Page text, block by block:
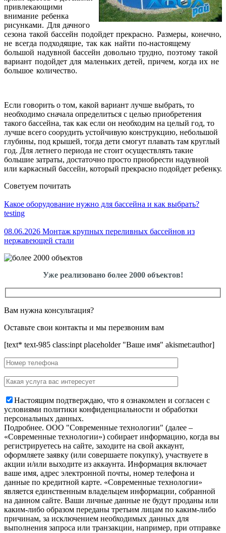
привлекающими
внимание ребенка
рисунками. Для дачного
сезона такой бассейн подойдет прекрасно. Размеры, конечно,
не всегда подходящие, так как найти по-настоящему
большой надувной бассейн довольно трудно, поэтому такой
вариант подойдет для маленьких детей, причем, когда их не
большое количество.
Если говорить о том, какой вариант лучше выбрать, то
необходимо сначала определиться с целью приобретения
такого бассейна, так как если он необходим на целый год, то
лучше всего соорудить устойчивую конструкцию, небольшой
глубины, под крышей, тогда дети смогут плавать там круглый
год. Для летнего периода не стоит осуществлять такие
большие затраты, достаточно просто приобрести надувной
или каркасный бассейн, который прекрасно подойдет ребенку.
Советуем почитать
Какое оборудование нужно для бассейна и как выбрать?
testing
08.06.2026 Монтаж крупных переливных бассейнов из
нержавеющей стали
Уже реализовано более 2000 объектов!
Вам нужна консультация?
Оставьте свои контакты и мы перезвоним вам
[text* text-985 class:inpt placeholder "Ваше имя" akismet:author]
Настоящим подтверждаю, что я ознакомлен и согласен с
условиями политики конфиденциальности и обработки
персональных данных.
Подробнее. OOO "Современные технологии" (далее –
«Современные технологии») собирает информацию, когда вы
регистрируетесь на сайте, заходите на свой аккаунт,
оформляете заявку (или совершаете покупку), участвуете в
акции и/или выходите из аккаунта. Информация включает
ваше имя, адрес электронной почты, номер телефона и
данные по кредитной карте. «Современные технологии»
является единственным владельцем информации, собранной
на данном сайте. Ваши личные данные не будут проданы или
каким-либо образом переданы третьим лицам по каким-либо
причинам, за исключением необходимых данных для
выполнения запроса или транзакции, например, при отправке